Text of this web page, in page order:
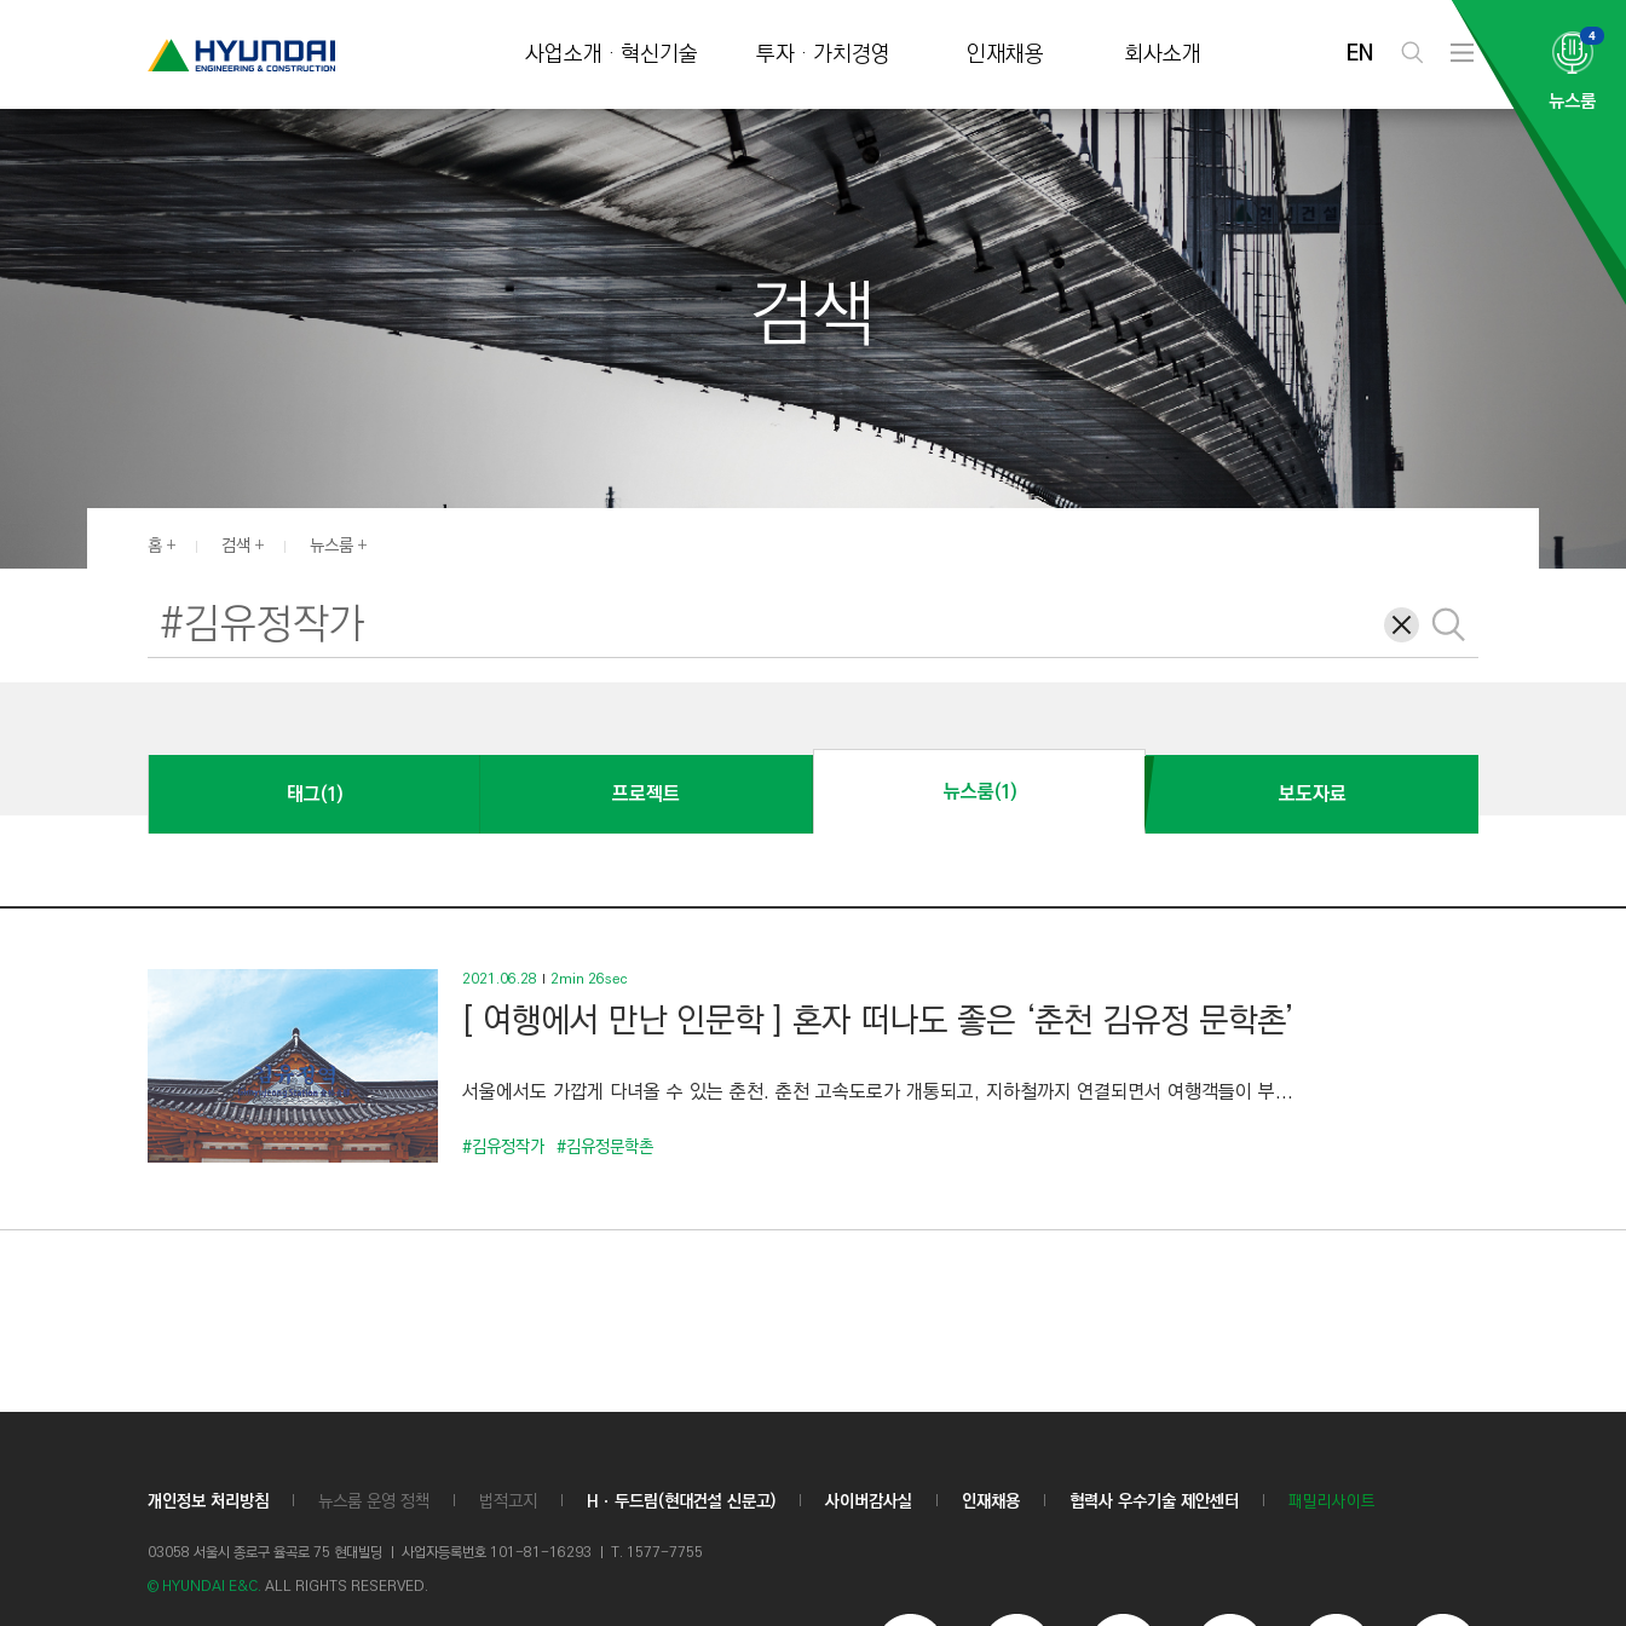
현
건
설
H
Y
U
N
G
N
&
O
S
R
C
T
I
N
사업소개 · 혁신기술 투자 · 가치경영 인재채용 회사소개 EN
검
전
메
4
뉴스룸
검색
홈 검색 뉴스룸
삭
제
검
색
태그(1) 프로젝트 뉴스룸(1) 보도자료
2021.06.28 2min 26sec
[ 여행에서 만난 인문학 ] 혼자 떠나도 좋은 ‘춘천 김유정 문학촌’
서울에서도 가깝게 다녀올 수 있는 춘천. 춘천 고속도로가 개통되고, 지하철까지 연결되면서 여행객들이 부...
#김유정작가 #김유정문학촌
개인정보 처리방침 뉴스룸 운영 정책 법적고지 Hㆍ두드림(현대건설 신문고) 사이버감사실 인재채용 협력사 우수기술 제안센터 패밀리사이트
03058 서울시 종로구 율곡로 75 현대빌딩 ㅣ 사업자등록번호 101-81-16293 ㅣ T. 1577-7755
© HYUNDAI E&C. ALL RIGHTS RESERVED.